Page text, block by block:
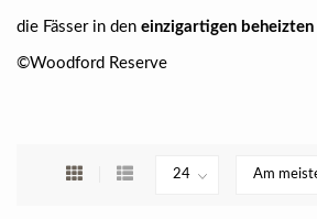
die Fässer in den einzigartigen beheizten
©Woodford Reserve